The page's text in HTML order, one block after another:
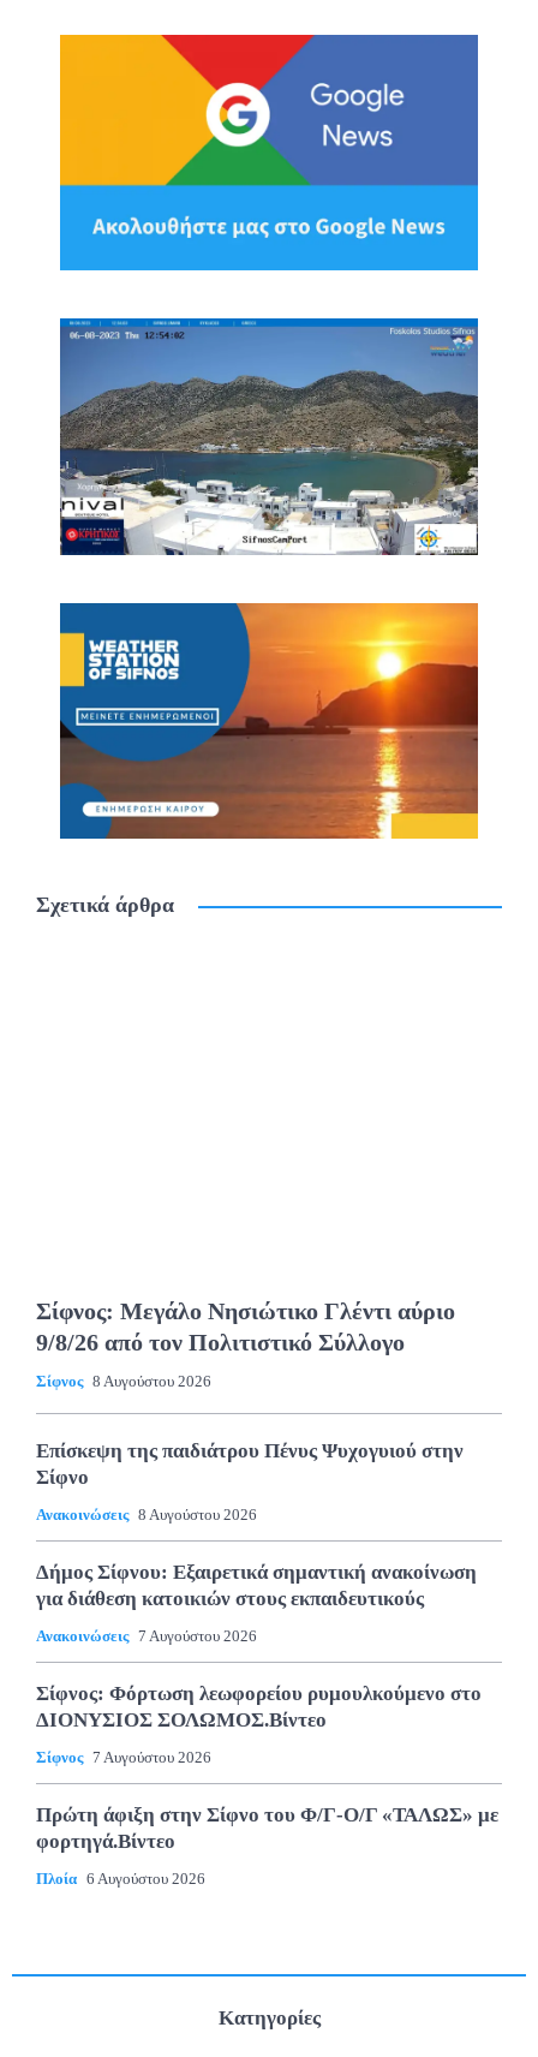
Σχετικά άρθρα
Σίφνος: Μεγάλο Νησιώτικο Γλέντι αύριο
9/8/26 από τον Πολιτιστικό Σύλλογο
Σίφνος 8 Αυγούστου 2026
Επίσκεψη της παιδιάτρου Πένυς Ψυχογυιού στην
Σίφνο
Ανακοινώσεις 8 Αυγούστου 2026
Δήμος Σίφνου: Εξαιρετικά σημαντική ανακοίνωση
για διάθεση κατοικιών στους εκπαιδευτικούς
Ανακοινώσεις 7 Αυγούστου 2026
Σίφνος: Φόρτωση λεωφορείου ρυμουλκούμενο στο
ΔΙΟΝΥΣΙΟΣ ΣΟΛΩΜΟΣ.Βίντεο
Σίφνος 7 Αυγούστου 2026
Πρώτη άφιξη στην Σίφνο του Φ/Γ-Ο/Γ «ΤΑΛΩΣ» με
φορτηγά.Βίντεο
Πλοία 6 Αυγούστου 2026
Κατηγορίες